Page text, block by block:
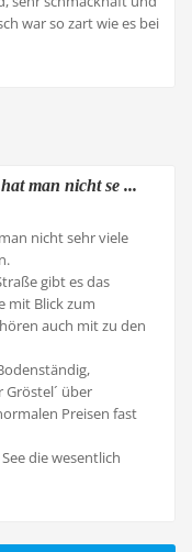
war so zart wie es bei
man nicht se ...
nicht sehr viele
gibt es das
mit Blick zum
auch mit zu den
Gröstel´ über
Preisen fast
die wesentlich